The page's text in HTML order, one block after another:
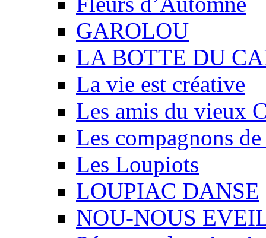
GAROLOU
LA BOTTE DU
La vie est créative
Les amis du vieux
Les compagnons
Les Loupiots
LOUPIAC DANSE
NOU-NOUS